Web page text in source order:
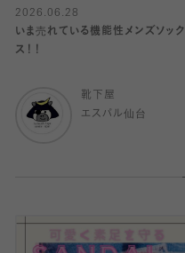
2026.06.28
いま売れている機能性メンズソック
ス！！
靴下屋
エスパル仙台